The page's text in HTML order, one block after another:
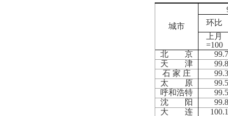
城市
环比
上月
=100
北 京
99.7
天 津
99.8
石 家 庄
99.3
太 原
99.5
呼和浩特
99.5
沈 阳
99.8
大 连
100.1